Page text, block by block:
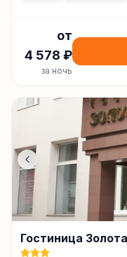
от
4 578 ₽
за ночь
Гостиница